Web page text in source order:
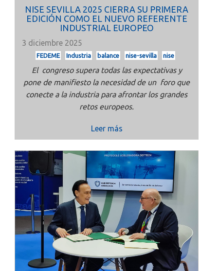
NISE SEVILLA 2025 CIERRA SU PRIMERA
EDICIÓN COMO EL NUEVO REFERENTE
INDUSTRIAL EUROPEO
3 diciembre 2025
FEDEME Industria balance nise-sevilla nise
El congreso supera todas las expectativas y
pone de manifiesto la necesidad de un foro que
conecte a la industria para afrontar los grandes
retos europeos.
Leer más